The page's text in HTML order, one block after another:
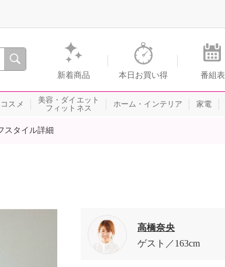
販・テレビショッピングのショップチャンネル
新着商品 本日お買い得 番組表
コスメ
美容・ダイエット
フィットネス
ホーム・インテリア 家電
スタイル詳細
高橋奈央
ゲスト
163cm